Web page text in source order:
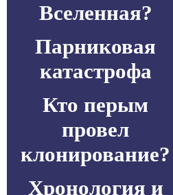
Вселенная?
Парниковая
катастрофа
Кто перым
провел
клонирование?
Хронология и